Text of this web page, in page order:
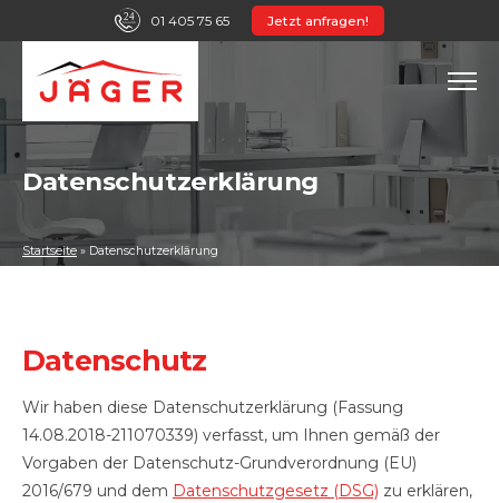
01 405 75 65 Jetzt anfragen!
Datenschutzerklärung
Startseite » Datenschutzerklärung
Datenschutz
Wir haben diese Datenschutzerklärung (Fassung
14.08.2018-211070339) verfasst, um Ihnen gemäß der
Vorgaben der Datenschutz-Grundverordnung (EU)
2016/679 und dem Datenschutzgesetz (DSG) zu erklären,